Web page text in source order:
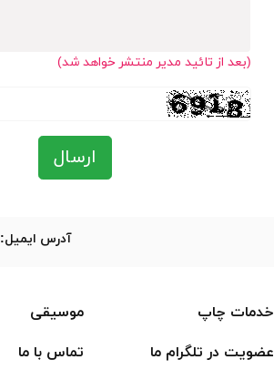
(بعد از تائید مدیر منتشر خواهد شد)
ارسال
آدرس ایمیل: afrooz_pu@yahoo.com
خدمات چاپ
موسیقی
عضویت در تلگرام ما تماس با ما